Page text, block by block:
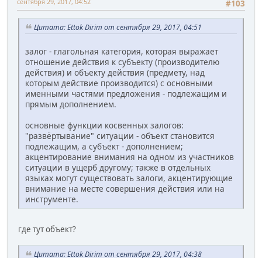
#103
Цитата: Ettok Dirim от сентября 29, 2017, 04:51
залог - глагольная категория, которая выражает
отношение действия к субъекту (производителю
действия) и объекту действия (предмету, над
которым действие производится) с основными
именными частями предложения - подлежащим и
прямым дополнением.
основные функции косвенных залогов:
"развёртывание" ситуации - объект становится
подлежащим, а субъект - дополнением;
акцентирование внимания на одном из участников
ситуации в ущерб другому; также в отдельных
языках могут существовать залоги, акцентирующие
внимание на месте совершения действия или на
инструменте.
где тут объект?
Цитата: Ettok Dirim от сентября 29, 2017, 04:38